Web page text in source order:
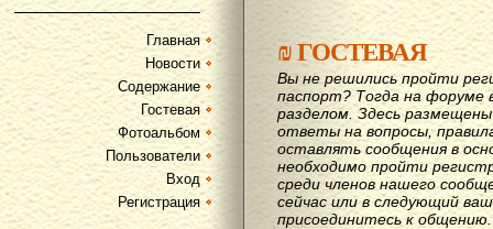
Главная
Новости
Содержание
Гостевая
Фотоальбом
Пользователи
Вход
Регистрация
₪ГОСТЕВАЯ
Вы не решились пройти
паспорт? Тогда на форуме
разделом. Здесь
ответы на вопросы,
оставлять сообщения в
необходимо пройти
среди членов нашего
сейчас или в следующий
присоединитесь к общению.